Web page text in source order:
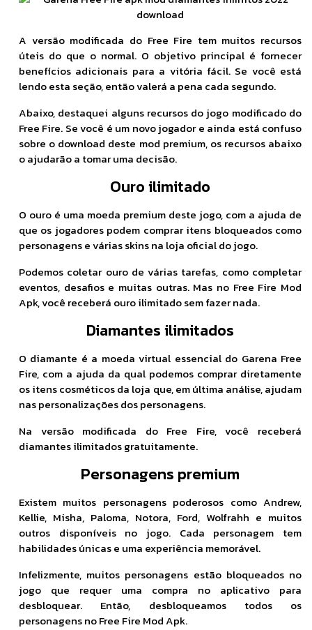
A versão modificada do Free Fire tem muitos recursos
úteis do que o normal. O objetivo principal é fornecer
benefícios adicionais para a vitória fácil. Se você está
lendo esta seção, então valerá a pena cada segundo.
Abaixo, destaquei alguns recursos do jogo modificado do
Free Fire. Se você é um novo jogador e ainda está confuso
sobre o download deste mod premium, os recursos abaixo
o ajudarão a tomar uma decisão.
Ouro ilimitado
O ouro é uma moeda premium deste jogo, com a ajuda de
que os jogadores podem comprar itens bloqueados como
personagens e várias skins na loja oficial do jogo.
Podemos coletar ouro de várias tarefas, como completar
eventos, desafios e muitas outras. Mas no Free Fire Mod
Apk, você receberá ouro ilimitado sem fazer nada.
Diamantes ilimitados
O diamante é a moeda virtual essencial do Garena Free
Fire, com a ajuda da qual podemos comprar diretamente
os itens cosméticos da loja que, em última análise, ajudam
nas personalizações dos personagens.
Na versão modificada do Free Fire, você receberá
diamantes ilimitados gratuitamente.
Personagens premium
Existem muitos personagens poderosos como Andrew,
Kellie, Misha, Paloma, Notora, Ford, Wolfrahh e muitos
outros disponíveis no jogo. Cada personagem tem
habilidades únicas e uma experiência memorável.
Infelizmente, muitos personagens estão bloqueados no
jogo que requer uma compra no aplicativo para
desbloquear. Então, desbloqueamos todos os
personagens no Free Fire Mod Apk.